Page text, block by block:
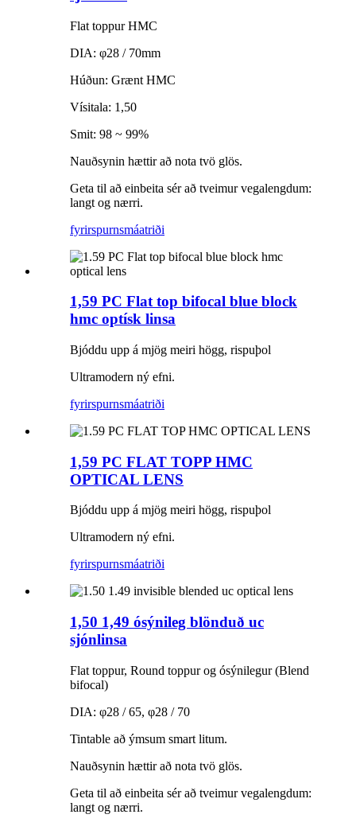
Flat toppur HMC
DIA: φ28 / 70mm
Húðun: Grænt HMC
Vísitala: 1,50
Smit: 98 ~ 99%
Nauðsynin hættir að nota tvö glös.
Geta til að einbeita sér að tveimur vegalengdum:
langt og nærri.
fyrirspurnsmáatriði
1,59 PC Flat top bifocal blue block
hmc optísk linsa
Bjóddu upp á mjög meiri högg, rispuþol
Ultramodern ný efni.
fyrirspurnsmáatriði
1,59 PC FLAT TOPP HMC
OPTICAL LENS
Bjóddu upp á mjög meiri högg, rispuþol
Ultramodern ný efni.
fyrirspurnsmáatriði
1,50 1,49 ósýnileg blönduð uc
sjónlinsa
Flat toppur, Round toppur og ósýnilegur (Blend
bifocal)
DIA: φ28 / 65, φ28 / 70
Tintable að ýmsum smart litum.
Nauðsynin hættir að nota tvö glös.
Geta til að einbeita sér að tveimur vegalengdum:
langt og nærri.